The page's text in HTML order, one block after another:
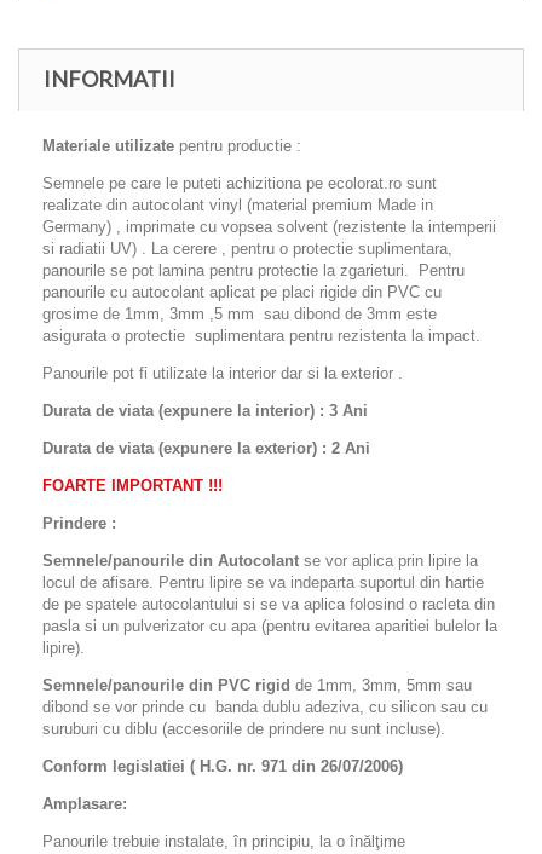
INFORMATII
Materiale utilizate pentru productie :
Semnele pe care le puteti achizitiona pe ecolorat.ro sunt
realizate din autocolant vinyl (material premium Made in
Germany) , imprimate cu vopsea solvent (rezistente la intemperii
si radiatii UV) . La cerere , pentru o protectie suplimentara,
panourile se pot lamina pentru protectie la zgarieturi. Pentru
panourile cu autocolant aplicat pe placi rigide din PVC cu
grosime de 1mm, 3mm ,5 mm sau dibond de 3mm este
asigurata o protectie suplimentara pentru rezistenta la impact.
Panourile pot fi utilizate la interior dar si la exterior .
Durata de viata (expunere la interior) : 3 Ani
Durata de viata (expunere la exterior) : 2 Ani
FOARTE IMPORTANT !!!
Prindere :
Semnele/panourile din Autocolant se vor aplica prin lipire la
locul de afisare. Pentru lipire se va indeparta suportul din hartie
de pe spatele autocolantului si se va aplica folosind o racleta din
pasla si un pulverizator cu apa (pentru evitarea aparitiei bulelor la
lipire).
Semnele/panourile din PVC rigid de 1mm, 3mm, 5mm sau
dibond se vor prinde cu banda dublu adeziva, cu silicon sau cu
suruburi cu diblu (accesoriile de prindere nu sunt incluse).
Conform legislatiei ( H.G. nr. 971 din 26/07/2006)
Amplasare:
Panourile trebuie instalate, în principiu, la o înălţime